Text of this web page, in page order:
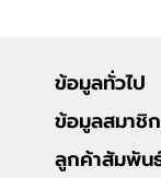
ข้อมูลทั่วไป
ข้อมูลสมาชิก
ลูกค้าสัมพัน